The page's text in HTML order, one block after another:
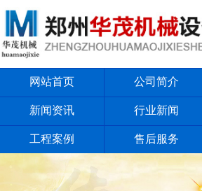
网站首页 公司简介
新闻资讯 行业新闻
工程案例 售后服务